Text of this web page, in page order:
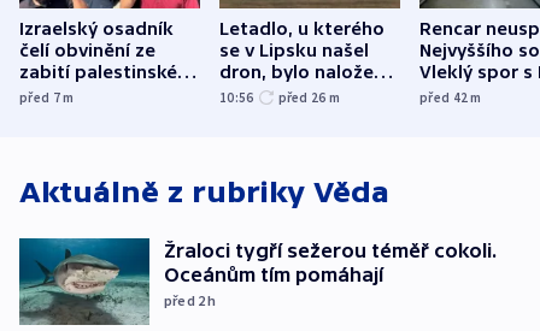
Izraelský osadník
čelí obvinění ze
zabití palestinského
aktivisty
před 7m
Letadlo, u kterého
se v Lipsku našel
dron, bylo naložené
municí, píší média
10:56 před 26 m
Rencar
Nejvyššího
Vleklý spor s
reklamní
před 42m
Aktuálně z rubriky Věda
Žraloci tygří sežerou téměř cokoli.
Oceánům tím pomáhají
před 2h